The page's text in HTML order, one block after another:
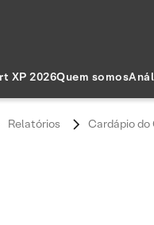
XP 2026Quem somos
Relatórios Cardápio do